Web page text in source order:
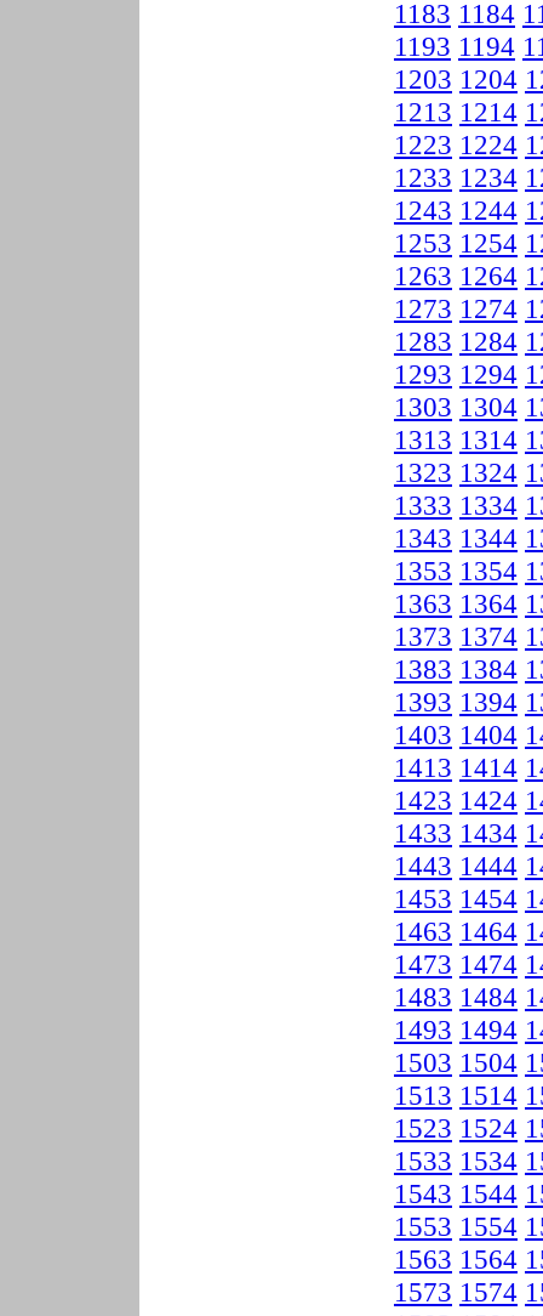
1183 1184
1193 1194
1203 1204
1213 1214
1223 1224
1233 1234
1243 1244
1253 1254
1263 1264
1273 1274
1283 1284
1293 1294
1303 1304
1313 1314
1323 1324
1333 1334
1343 1344
1353 1354
1363 1364
1373 1374
1383 1384
1393 1394
1403 1404
1413 1414
1423 1424
1433 1434
1443 1444
1453 1454
1463 1464
1473 1474
1483 1484
1493 1494
1503 1504
1513 1514
1523 1524
1533 1534
1543 1544
1553 1554
1563 1564
1573 1574